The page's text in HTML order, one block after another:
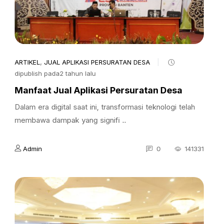
ARTIKEL , JUAL APLIKASI PERSURATAN DESA
dipublish pada2 tahun lalu
Manfaat Jual Aplikasi Persuratan Desa
Dalam era digital saat ini, transformasi teknologi telah
membawa dampak yang signifi ..
Admin 0 141331